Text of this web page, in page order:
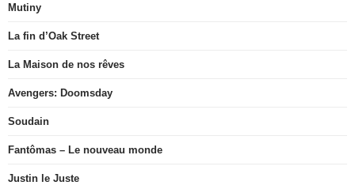
Mutiny
La fin d’Oak Street
La Maison de nos rêves
Avengers: Doomsday
Soudain
Fantômas – Le nouveau monde
Justin le Juste